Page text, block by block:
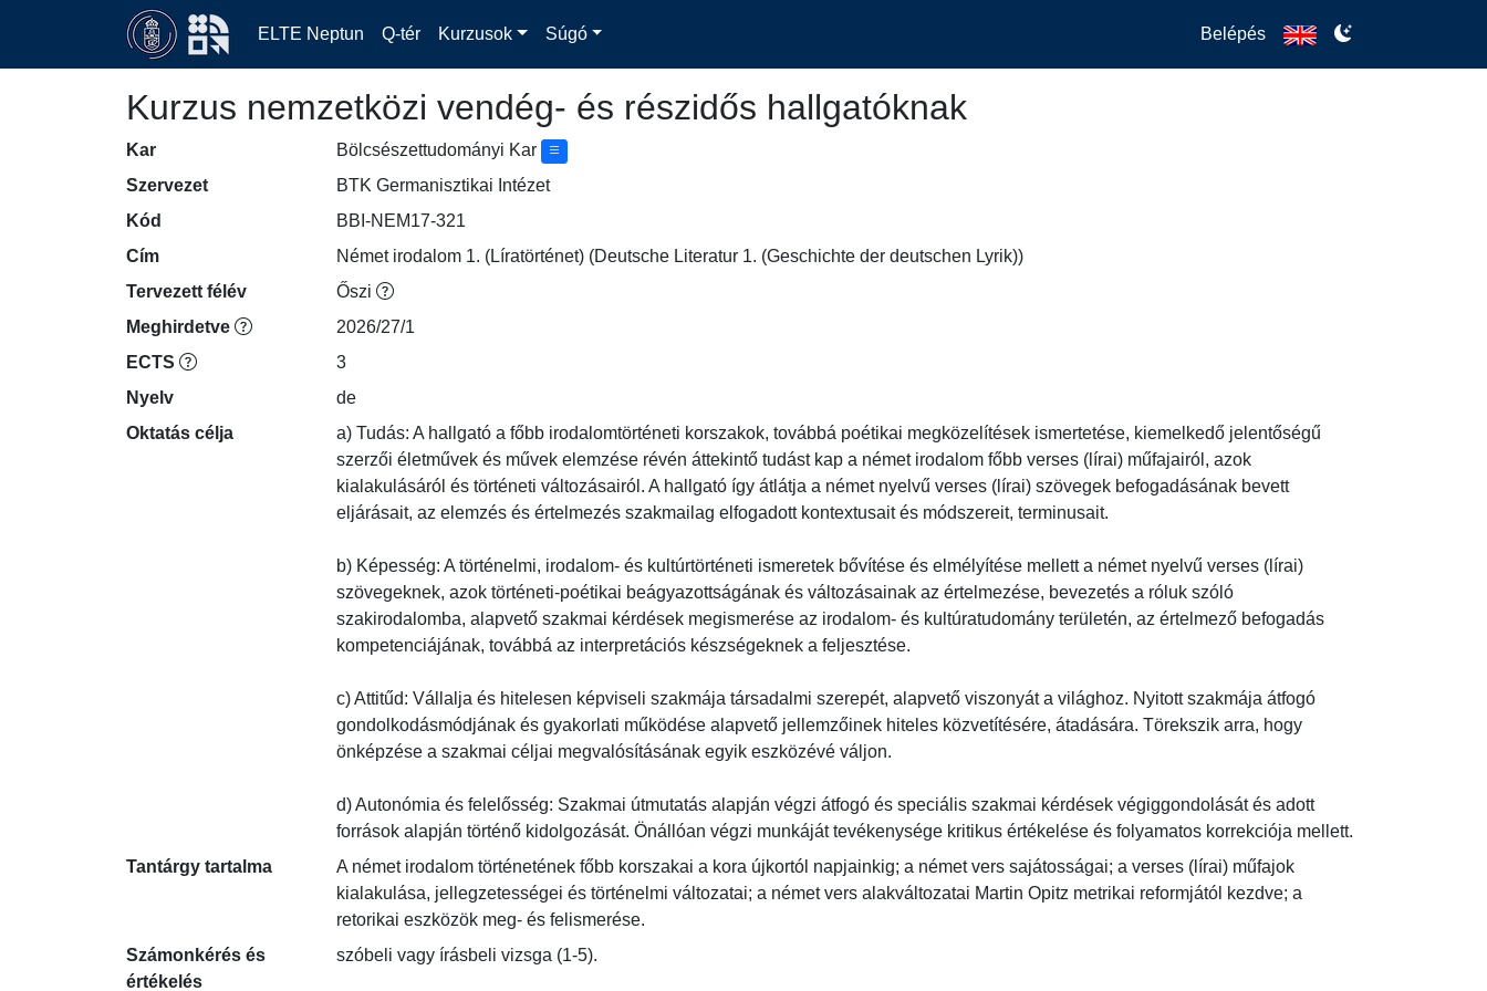
ELTE Neptun Q-tér Kurzusok Súgó Belépés
Kurzus nemzetközi vendég- és részidős hallgatóknak
Kar
Bölcsészettudományi Kar
Szervezet
BTK Germanisztikai Intézet
Kód
BBI-NEM17-321
Cím
Német irodalom 1. (Líratörténet) (Deutsche Literatur 1. (Geschichte der deutschen Lyrik))
Tervezett félév
Őszi
Meghirdetve
2026/27/1
ECTS
3
Nyelv
de
Oktatás célja
a) Tudás: A hallgató a főbb irodalomtörténeti korszakok, továbbá poétikai megközelítések ismertetése, kiemelkedő jelentőségű
szerzői életművek és művek elemzése révén áttekintő tudást kap a német irodalom főbb verses (lírai) műfajairól, azok
kialakulásáról és történeti változásairól. A hallgató így átlátja a német nyelvű verses (lírai) szövegek befogadásának bevett
eljárásait, az elemzés és értelmezés szakmailag elfogadott kontextusait és módszereit, terminusait.
b) Képesség: A történelmi, irodalom- és kultúrtörténeti ismeretek bővítése és elmélyítése mellett a német nyelvű verses (lírai)
szövegeknek, azok történeti-poétikai beágyazottságának és változásainak az értelmezése, bevezetés a róluk szóló
szakirodalomba, alapvető szakmai kérdések megismerése az irodalom- és kultúratudomány területén, az értelmező befogadás
kompetenciájának, továbbá az interpretációs készségeknek a feljesztése.
c) Attitűd: Vállalja és hitelesen képviseli szakmája társadalmi szerepét, alapvető viszonyát a világhoz. Nyitott szakmája átfogó
gondolkodásmódjának és gyakorlati működése alapvető jellemzőinek hiteles közvetítésére, átadására. Törekszik arra, hogy
önképzése a szakmai céljai megvalósításának egyik eszközévé váljon.
d) Autonómia és felelősség: Szakmai útmutatás alapján végzi átfogó és speciális szakmai kérdések végiggondolását és adott
források alapján történő kidolgozását. Önállóan végzi munkáját tevékenysége kritikus értékelése és folyamatos korrekciója mellett.
Tantárgy tartalma
A német irodalom történetének főbb korszakai a kora újkortól napjainkig; a német vers sajátosságai; a verses (lírai) műfajok
kialakulása, jellegzetességei és történelmi változatai; a német vers alakváltozatai Martin Opitz metrikai reformjától kezdve; a
retorikai eszközök meg- és felismerése.
Számonkérés és
értékelés
szóbeli vagy írásbeli vizsga (1-5).